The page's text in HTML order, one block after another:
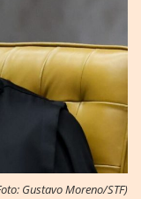
Gustavo Moreno/STF)